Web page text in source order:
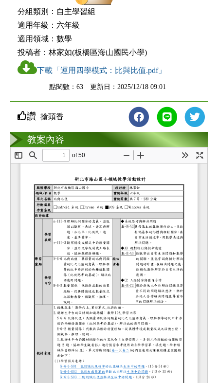
分組類別： 自主學習組
適用年級： 六年級
適用領域： 數學
投稿者： 林家如(板橋區海山國民小學)
下載「運用四學模式：比與比值.pdf」
點閱數：63 更新日：2025/12/18 09:01
教案互動
讚 搶頭香
教案內容
loading...